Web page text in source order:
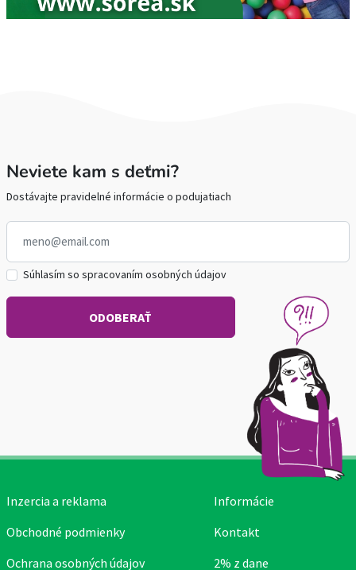
Neviete kam s deťmi?
Dostávajte pravidelné informácie o podujatiach
Súhlasím so spracovaním osobných údajov
Inzercia a reklama
Obchodné podmienky
Ochrana osobných údajov
Informácie
Kontakt
2% z dane